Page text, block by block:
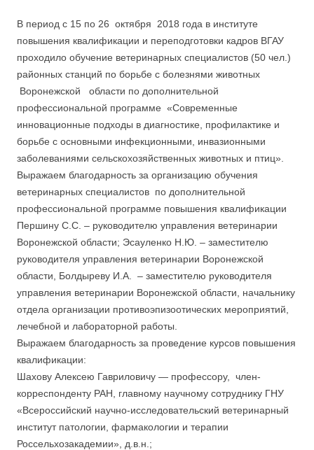
В период с 15 по 26 октября 2018 года в институте
повышения квалификации и переподготовки кадров ВГАУ
проходило обучение ветеринарных специалистов (50 чел.)
районных станций по борьбе с болезнями животных
Воронежской области по дополнительной
профессиональной программе «Современные
инновационные подходы в диагностике, профилактике и
борьбе с основными инфекционными, инвазионными
заболеваниями сельскохозяйственных животных и птиц».
Выражаем благодарность за организацию обучения
ветеринарных специалистов по дополнительной
профессиональной программе повышения квалификации
Першину С.С. – руководителю управления ветеринарии
Воронежской области; Эсауленко Н.Ю. – заместителю
руководителя управления ветеринарии Воронежской
области, Болдыреву И.А. – заместителю руководителя
управления ветеринарии Воронежской области, начальнику
отдела организации противоэпизоотических мероприятий,
лечебной и лабораторной работы.
Выражаем благодарность за проведение курсов повышения
квалификации:
Шахову Алексею Гавриловичу — профессору, член-
корреспонденту РАН, главному научному сотруднику ГНУ
«Всероссийский научно-исследовательский ветеринарный
институт патологии, фармакологии и терапии
Россельхозакадемии», д.в.н.;